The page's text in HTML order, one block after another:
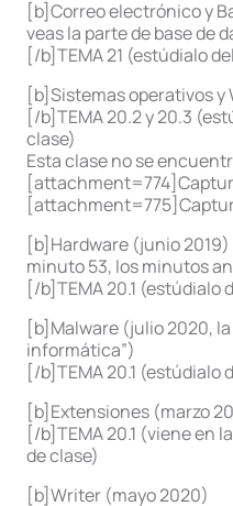
[b]Correo electrónico y
veas la parte de base de
[/b]TEMA 21 (estúdialo
[b]Sistemas operativos
[/b]TEMA 20.2 y 20.3
clase)
Esta clase no se
[b]Hardware (junio
minuto 53, los minutos
[/b]TEMA 20.1 (estúdialo
[b]Malware (julio 2020,
informática”)
[/b]TEMA 20.1 (estúdialo
[b]Extensiones (marzo
[/b]TEMA 20.1 (viene en
de clase)
[b]Writer (mayo 2020)